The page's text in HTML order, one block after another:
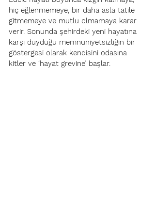
hiç eğlenmemeye, bir daha asla tatile
gitmemeye ve mutlu olmamaya karar
verir. Sonunda şehirdeki yeni hayatına
karşı duyduğu memnuniyetsizliğin bir
göstergesi olarak kendisini odasına
kitler ve ‘hayat grevine’ başlar.